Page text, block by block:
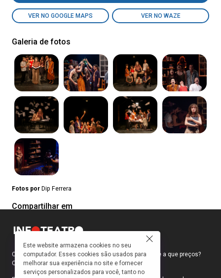
VER NO GOOGLE MAPS VER NO WAZE
Galeria de fotos
Fotos por Dip Ferrera
Compartilhar em
Como faço para ir ao teatro? Onde compro ingressos e a que preços?
Quais peças estão em cartaz?
Este website armazena cookies no seu
computador. Esses cookies são usados para
melhorar sua experiência no site e fornecer
serviços personalizados para você, tanto no